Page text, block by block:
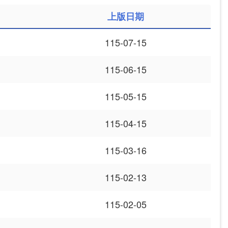
上版日期
115-07-15
115-06-15
115-05-15
115-04-15
115-03-16
115-02-13
115-02-05